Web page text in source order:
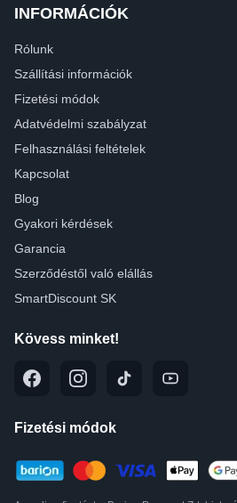
INFORMÁCIÓK
Rólunk
Szállítási információk
Fizetési módok
Adatvédelmi szabályzat
Felhasználási feltételek
Kapcsolat
Blog
Gyakori kérdések
Garancia
Szerződéstől való elállás
SmartDiscount SK
Kövess minket!
Fizetési módok